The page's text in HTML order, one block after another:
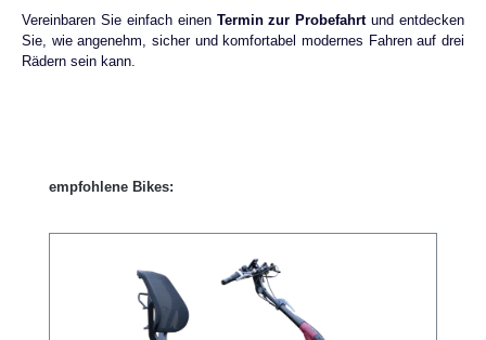
Vereinbaren Sie einfach einen Termin zur Probefahrtund entdecken
Sie, wie angenehm, sicher und komfortabel modernes Fahren auf drei
Rädern sein kann.
Produktgalerie überspringen
empfohlene Bikes: